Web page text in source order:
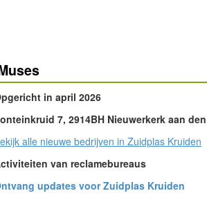
in april 2026
7, 2914BH Nieuwerkerk aan
alle nieuwe bedrijven in Zuidplas Kruiden
van reclamebureaus
updates voor Zuidplas Kruiden